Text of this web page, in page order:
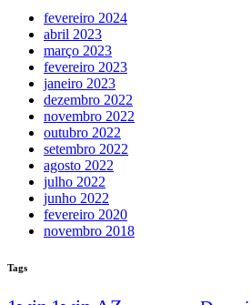
fevereiro 2024
abril 2023
março 2023
fevereiro 2023
janeiro 2023
dezembro 2022
novembro 2022
outubro 2022
setembro 2022
agosto 2022
julho 2022
junho 2022
fevereiro 2020
novembro 2018
Tags